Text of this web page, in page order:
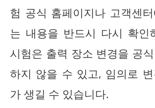
험 공식 홈페이지나 고객센
는 내용을 반드시 다시 확인
시험은 출력 장소 변경을 공
하지 않을 수 있고, 임의로
가 생길 수 있습니다.